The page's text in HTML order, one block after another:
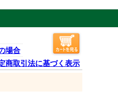
場合
商取引法に基づく表示